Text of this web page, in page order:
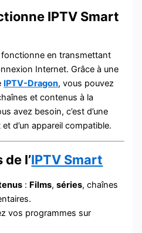
IPTV Smart
fonctionne en transmettant
Internet. Grâce à une
IPTV-Dragon, vous pouvez
et contenus à la
avez besoin, c’est d’une
d’un appareil compatible.
l’IPTV Smart
: Films,séries, chaînes
vos programmes sur